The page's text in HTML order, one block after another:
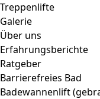
Treppenlifte
Galerie
Über uns
Erfahrungsberichte
Ratgeber
Barrierefreies Bad
Badewannenlift